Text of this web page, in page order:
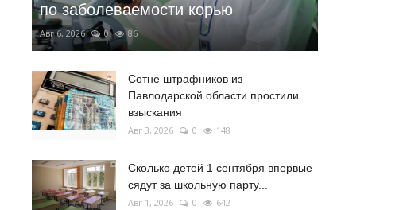
по заболеваемости корью
Авг 6, 2026 0 86
Сотне штрафников из
Павлодарской области простили
взыскания
Авг 3, 2026 0 148
Сколько детей 1 сентября впервые
сядут за школьную парту...
Авг 1, 2026 0 642